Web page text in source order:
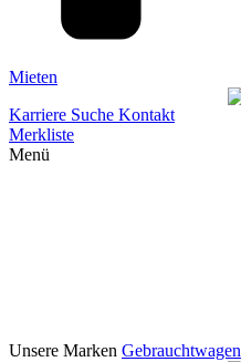
Mieten
Karriere Suche Kontakt
Merkliste
Menü
Unsere Marken Gebrauchtwagen